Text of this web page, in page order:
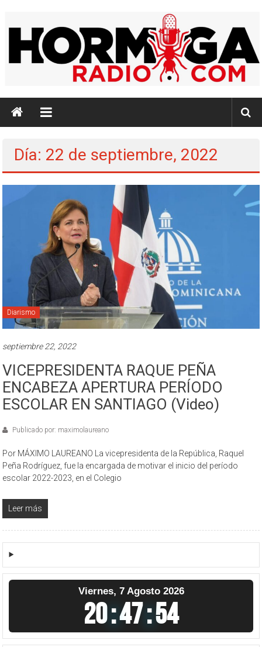
contenido
Hormiga
Radio
Cultura,
Música
e
Día: 22 de septiembre, 2022
Diarismo
septiembre 22, 2022
VICEPRESIDENTA RAQUE PEÑA
ENCABEZA APERTURA PERÍODO
ESCOLAR EN SANTIAGO (Video)
Publicado por: maximolaureano
Por MÁXIMO LAUREANO La vicepresidenta de la República, Raquel
Peña Rodríguez, fue la encargada de motivar el inicio del período
escolar 2022-2023, en el Colegio
Leer más
Viernes, 7 Agosto 2026
20:47:55